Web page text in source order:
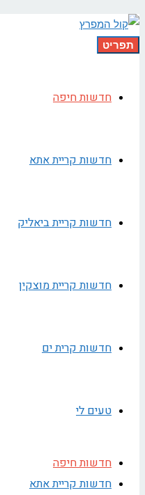
תפריט
חדשות חיפה
חדשות קריית אתא
חדשות קריית ביאליק
חדשות קריית מוצקין
חדשות קרית ים
טעים לי
חדשות חיפה
חדשות קריית אתא